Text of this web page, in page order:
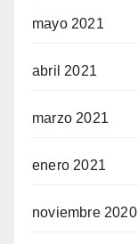
mayo 2021
abril 2021
marzo 2021
enero 2021
noviembre 2020